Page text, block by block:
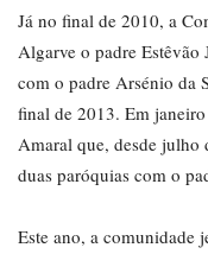
Já no final de 2010, a
Algarve o padre Estêvão
com o padre Arsénio da
final de 2013. Em
Amaral que, desde julho
duas paróquias com o
Este ano, a comunidade